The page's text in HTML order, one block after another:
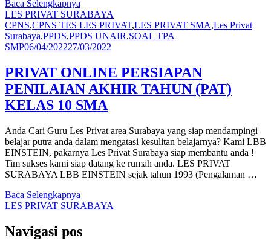
Baca Selengkapnya
LES PRIVAT SURABAYA
CPNS,CPNS TES LES PRIVAT,LES PRIVAT SMA,Les Privat
Surabaya,PPDS,PPDS UNAIR,SOAL TPA
SMP06/04/202227/03/2022
PRIVAT ONLINE PERSIAPAN
PENILAIAN AKHIR TAHUN (PAT)
KELAS 10 SMA
Anda Cari Guru Les Privat area Surabaya yang siap mendampingi
belajar putra anda dalam mengatasi kesulitan belajarnya? Kami LBB
EINSTEIN, pakarnya Les Privat Surabaya siap membantu anda !
Tim sukses kami siap datang ke rumah anda. LES PRIVAT
SURABAYA LBB EINSTEIN sejak tahun 1993 (Pengalaman …
Baca Selengkapnya
LES PRIVAT SURABAYA
Navigasi pos